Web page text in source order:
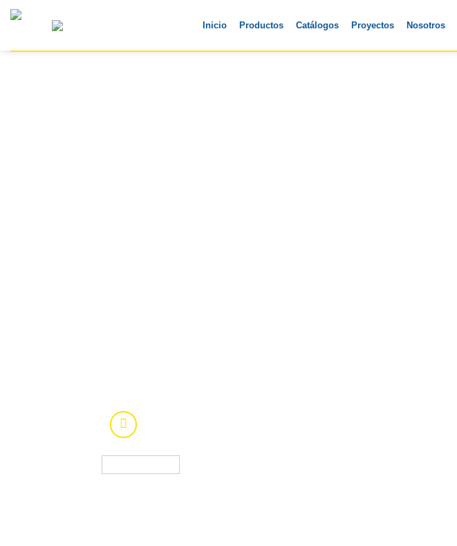
Skip
Inicio Productos Catálogos Proyectos Nosotros